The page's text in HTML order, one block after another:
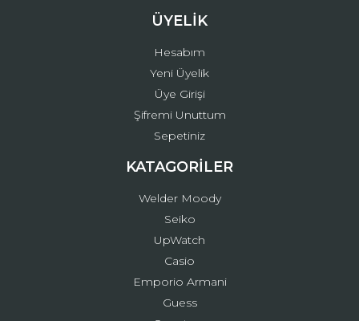
ÜYELİK
Hesabım
Yeni Üyelik
Üye Girişi
Şifremi Unuttum
Sepetiniz
KATAGORİLER
Welder Moody
Seiko
UpWatch
Casio
Emporio Armani
Guess